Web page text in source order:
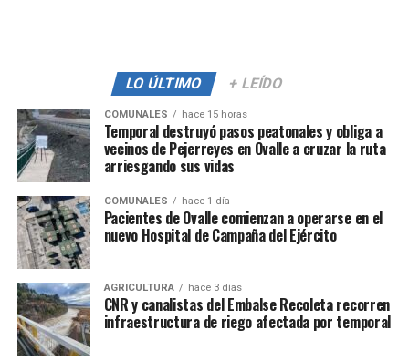
LO ÚLTIMO + LEÍDO
COMUNALES hace 15 horas
Temporal destruyó pasos peatonales y obliga a
vecinos de Pejerreyes en Ovalle a cruzar la ruta
arriesgando sus vidas
COMUNALES hace 1 día
Pacientes de Ovalle comienzan a operarse en el
nuevo Hospital de Campaña del Ejército
AGRICULTURA hace 3 días
CNR y canalistas del Embalse Recoleta recorren
infraestructura de riego afectada por temporal